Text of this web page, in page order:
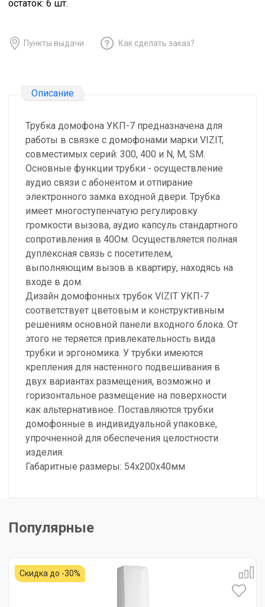
остаток: 6 шт.
Пункты выдачи Как сделать заказ?
Описание
Трубка домофона УКП-7 предназначена для
работы в связке с домофонами марки VIZIT,
совместимых серий: 300, 400 и N, M, SM.
Основные функции трубки - осуществление
аудио связи с абонентом и отпирание
электронного замка входной двери. Трубка
имеет многоступенчатую регулировку
громкости вызова, аудио капсуль стандартного
сопротивления в 40Ом. Осуществляется полная
дуплексная связь с посетителем,
выполняющим вызов в квартиру, находясь на
входе в дом.
Дизайн домофонных трубок VIZIT УКП-7
соответствует цветовым и конструктивным
решениям основной панели входного блока. От
этого не теряется привлекательность вида
трубки и эргономика. У трубки имеются
крепления для настенного подвешивания в
двух вариантах размещения, возможно и
горизонтальное размещение на поверхности
как альтернативное. Поставляются трубки
домофонные в индивидуальной упаковке,
упрочненной для обеспечения целостности
изделия.
Габаритные размеры: 54х200х40мм
Популярные
Скидка до -30%